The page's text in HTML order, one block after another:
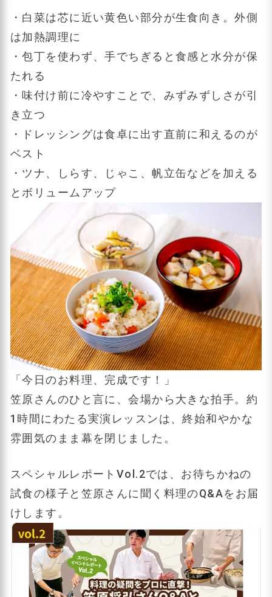
・白菜は芯に近い黄色い部分が生食向き。外側
は加熱調理に
・包丁を使わず、手でちぎると食感と水分が保
たれる
・味付け前に冷やすことで、みずみずしさが引
き立つ
・ドレッシングは食卓に出す直前に和えるのが
ベスト
・ツナ、しらす、じゃこ、帆立缶などを加える
とボリュームアップ
「今日のお料理、完成です！」
笠原さんのひと言に、会場から大きな拍手。約
1時間にわたる実演レッスンは、終始和やかな
雰囲気のまま幕を閉じました。
スペシャルレポートVol.2では、お待ちかねの
試食の様子と笠原さんに聞く料理のQ&Aをお届
けします。